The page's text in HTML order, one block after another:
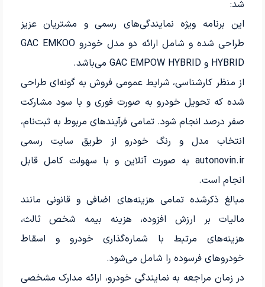
شد:
این برنامه ویژه نمایندگی‌های رسمی و مشتریان عزیز
طراحی شده و شامل ارائه دو مدل خودرو GAC EMKOO
HYBRID و GAC EMPOW HYBRID می‌باشد.
از منظر کارشناسی، شرایط عمومی فروش به گونه‌ای طراحی
شده که تحویل خودرو به صورت فوری و با سود مشارکت
صفر درصد انجام شود. تمامی فرآیندهای مربوط به ثبت‌نام،
انتخاب مدل و رنگ خودرو از طریق سایت رسمی
autonovin.ir به صورت آنلاین و با سهولت کامل قابل
انجام است.
مبالغ ذکرشده تمامی هزینه‌های اضافی و قانونی مانند
مالیات بر ارزش افزوده، هزینه بیمه شخص ثالث،
هزینه‌های مرتبط با شماره‌گذاری خودرو و اسقاط
خودروهای فرسوده را شامل می‌شود.
در زمان مراجعه به نمایندگی خودرو، ارائه مدارک مشخصی